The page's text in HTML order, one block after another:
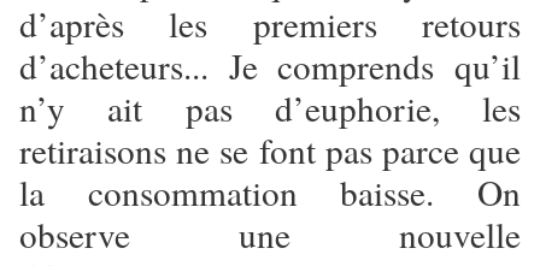
d’après les premiers retours
d’acheteurs... Je comprends qu’il
n’y ait pas d’euphorie, les
retiraisons ne se font pas parce que
la consommation baisse. On
observe une nouvelle